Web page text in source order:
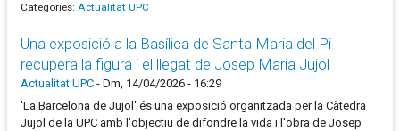
Categories: Actualitat UPC
Una exposició a la Basílica de Santa Maria del Pi
recupera la figura i el llegat de Josep Maria Jujol
Actualitat UPC - Dm, 14/04/2026 - 16:29
'La Barcelona de Jujol' és una exposició organitzada per la Càtedra
Jujol de la UPC amb l'objectiu de difondre la vida i l'obra de Josep